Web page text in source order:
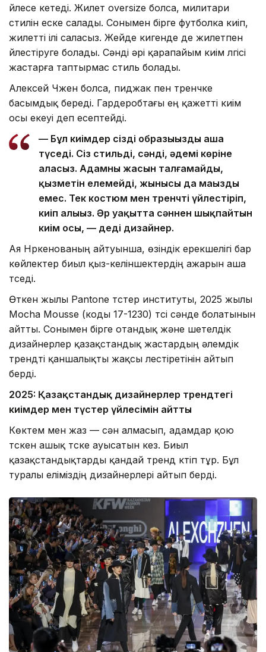
үйлесе кетеді. Жилет oversize болса, милитари
стилін еске салады. Сонымен бірге футболка киіп,
жилетті ілі саласыз. Жейде кигенде де жилетпен
үйлестіруге болады. Сәнді әрі қарапайым киім үлгісі
жастарға таптырмас стиль болады.
Алексей Чжен болса, пиджак пен тренчке
басымдық береді. Гардеробтағы ең қажетті киім
осы екеуі деп есептейді.
— Бұл киімдер сіздің образыңызды аша
түседі. Сіз стильді, сәнді, әдемі көріне
аласыз. Адамның жасын талғамайды,
қызметін елемейді, жынысы да маңызды
емес. Тек костюм мен тренчті үйлестіріп,
киіп алыңыз. Әр уақытта сәннен шықпайтын
киім осы, — деді дизайнер.
Ая Нүркенованың айтуынша, өзіндік ерекшелігі бар
көйлектер биыл қыз-келіншектердің ажарын аша
түседі.
Өткен жылы Pantone түстер институты, 2025 жылы
Mocha Mousse (коды 17-1230) түсі сәнде болатынын
айтты. Сонымен бірге отандық және шетелдік
дизайнерлер қазақстандық жастардың әлемдік
трендті қаншалықты жақсы үлестіретінін айтып
берді.
2025: Қазақстандық дизайнерлер трендтегі
киімдер мен түстер үйлесімін айтты
Көктем мен жаз — сән алмасып, адамдар қою
түскен ашық түске ауысатын кез. Биыл
қазақстандықтарды қандай тренд күтіп тұр. Бұл
туралы еліміздің дизайнерлері айтып берді.